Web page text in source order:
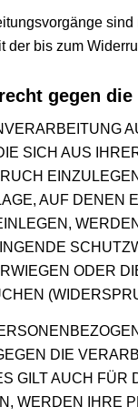
der bis zum
gegen
SICH AUS
AUF DENEN
ODER
DIE
GILT AUCH FÜR
WERDEN IHRE